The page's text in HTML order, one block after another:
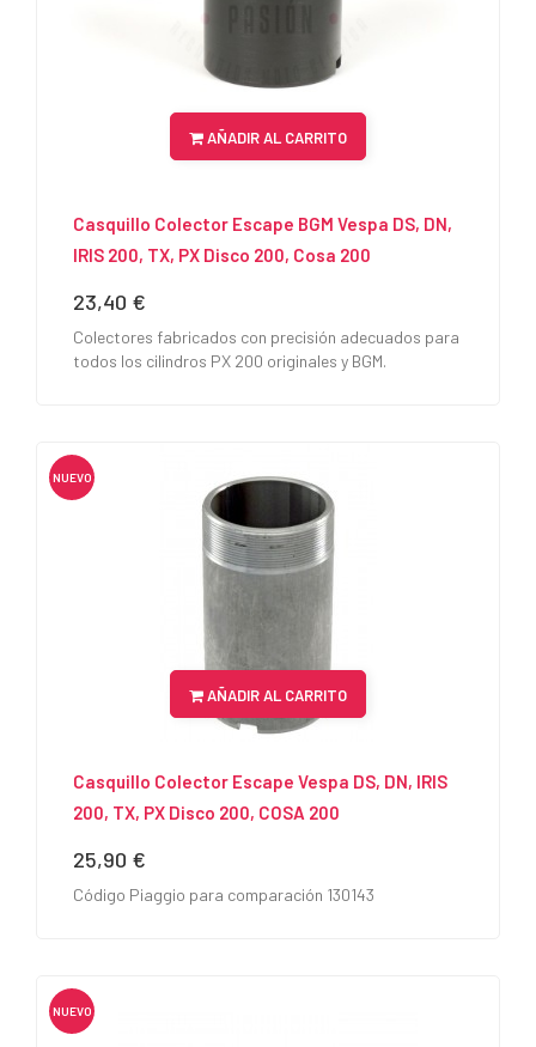
AÑADIR AL CARRITO
Casquillo Colector Escape BGM Vespa DS, DN,
IRIS 200, TX, PX Disco 200, Cosa 200
Precio
23,40 €
Colectores fabricados con precisión adecuados para
todos los cilindros PX 200 originales y BGM.
NUEVO
AÑADIR AL CARRITO
Casquillo Colector Escape Vespa DS, DN, IRIS
200, TX, PX Disco 200, COSA 200
Precio
25,90 €
Código Piaggio para comparación 130143
NUEVO